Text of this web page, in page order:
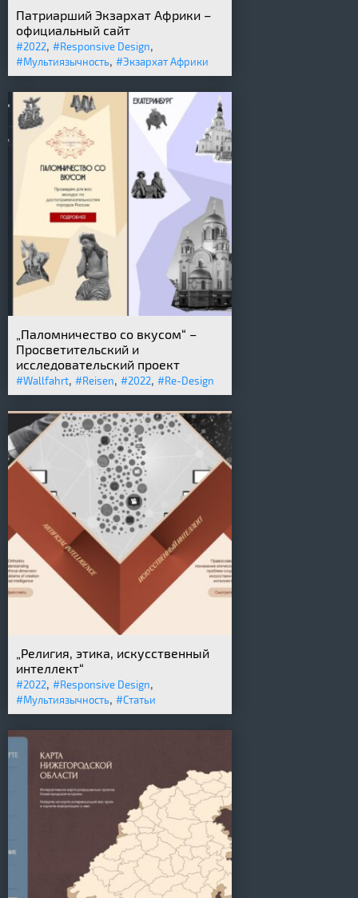
Патриарший Экзархат Африки –
официальный сайт
#2022, #Responsive Design,
#Мультиязычность, #Экзархат Африки
„Паломничество со вкусом“ –
Просветительский и
исследовательский проект
#Wallfahrt, #Reisen, #2022, #Re-Design
„Религия, этика, искусственный
интеллект“
#2022, #Responsive Design,
#Мультиязычность, #Статьи